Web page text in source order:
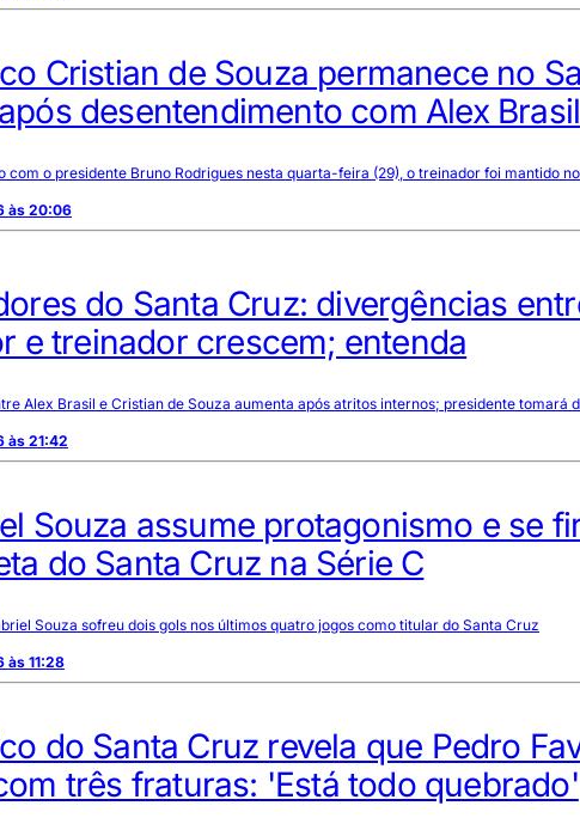
Cristian de Souza permanece no
desentendimento com Alex Brasil
com o presidente Bruno Rodrigues nesta quarta-feira (29), o treinador foi mantido
às 20:06
do Santa Cruz: divergências
e treinador crescem; entenda
Alex Brasil e Cristian de Souza aumenta após atritos internos; presidente tomará
às 21:42
Souza assume protagonismo e se
do Santa Cruz na Série C
Souza sofreu dois gols nos últimos quatro jogos como titular do Santa Cruz
11:28
do Santa Cruz revela que Pedro
três fraturas: 'Está todo quebrado'